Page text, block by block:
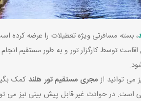
، بسته مسافرتی ویژه تعطیلات را عرضه
توسط کارگزار تور و به طور مستقیم
می توانید از مجری مستقیم تور هلند کمک
است. در حوادث غیر قابل پیش بینی نیز می